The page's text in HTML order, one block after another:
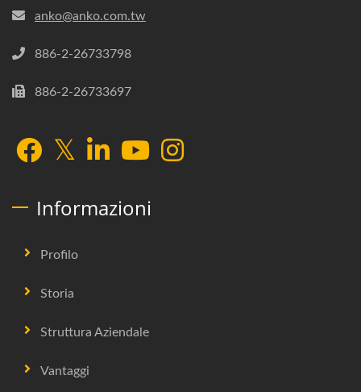
anko@anko.com.tw
886-2-26733798
886-2-26733697
Informazioni
Profilo
Storia
Struttura Aziendale
Vantaggi